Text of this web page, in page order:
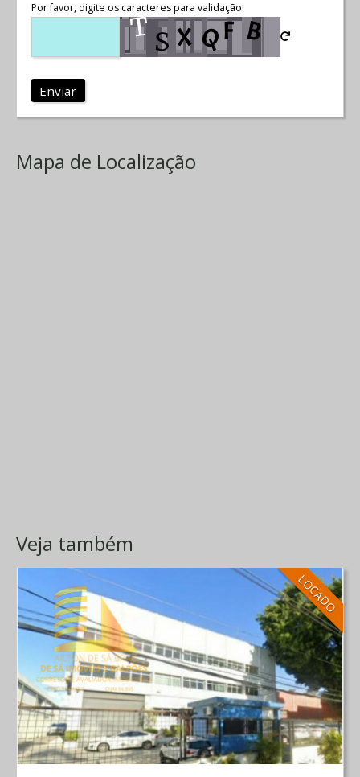
Por favor, digite os caracteres para validação:
Enviar
Mapa de Localização
Veja também
LOCADO